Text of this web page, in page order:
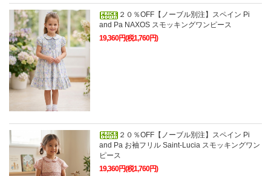
２０％OFF【ノーブル別注】スペイン Pi
and Pa NAXOS スモッキングワンピース
19,360円(税1,760円)
２０％OFF【ノーブル別注】スペイン Pi
and Pa お袖フリル Saint-Lucia スモッキングワン
ピース
19,360円(税1,760円)